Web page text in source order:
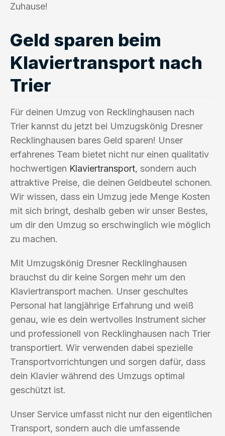
Zuhause!
Geld sparen beim
Klaviertransport nach
Trier
Für deinen Umzug von Recklinghausen nach
Trier kannst du jetzt bei Umzugskönig Dresner
Recklinghausen bares Geld sparen! Unser
erfahrenes Team bietet nicht nur einen qualitativ
hochwertigen Klaviertransport, sondern auch
attraktive Preise, die deinen Geldbeutel schonen.
Wir wissen, dass ein Umzug jede Menge Kosten
mit sich bringt, deshalb geben wir unser Bestes,
um dir den Umzug so erschwinglich wie möglich
zu machen.
Mit Umzugskönig Dresner Recklinghausen
brauchst du dir keine Sorgen mehr um den
Klaviertransport machen. Unser geschultes
Personal hat langjährige Erfahrung und weiß
genau, wie es dein wertvolles Instrument sicher
und professionell von Recklinghausen nach Trier
transportiert. Wir verwenden dabei spezielle
Transportvorrichtungen und sorgen dafür, dass
dein Klavier während des Umzugs optimal
geschützt ist.
Unser Service umfasst nicht nur den eigentlichen
Transport, sondern auch die umfassende